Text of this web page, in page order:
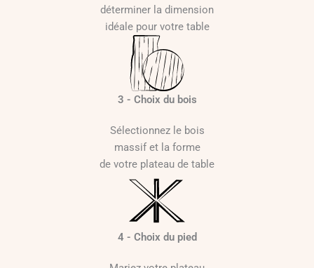
déterminer la dimension
idéale pour votre table
3 - Choix du bois
Sélectionnez le bois
massif et la forme
de votre plateau de table
4 - Choix du pied